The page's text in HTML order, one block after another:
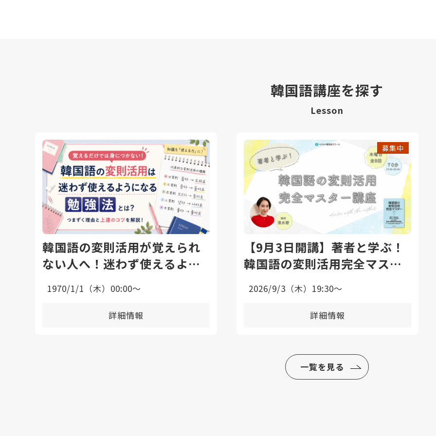
韓国語講座を探す
Lesson
韓国語の変則活用が覚えられ
ない人へ！迷わず使えるよう
1970/1/1（木）00:00〜
詳細情報
募集中
【9月3日開講】著者と学ぶ！
韓国語の変則活用完全マスタ
2026/9/3（木）19:30〜
詳細情報
一覧を見る